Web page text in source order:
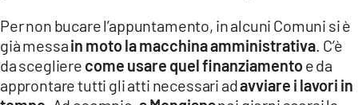
Per non bucare l’appuntamento, in alcuni Comuni si è
già messain moto la macchina amministrativa . C’è
da scegliere come usare quel finanziamentoe da
approntare tutti gli atti necessari adavviare i lavori in